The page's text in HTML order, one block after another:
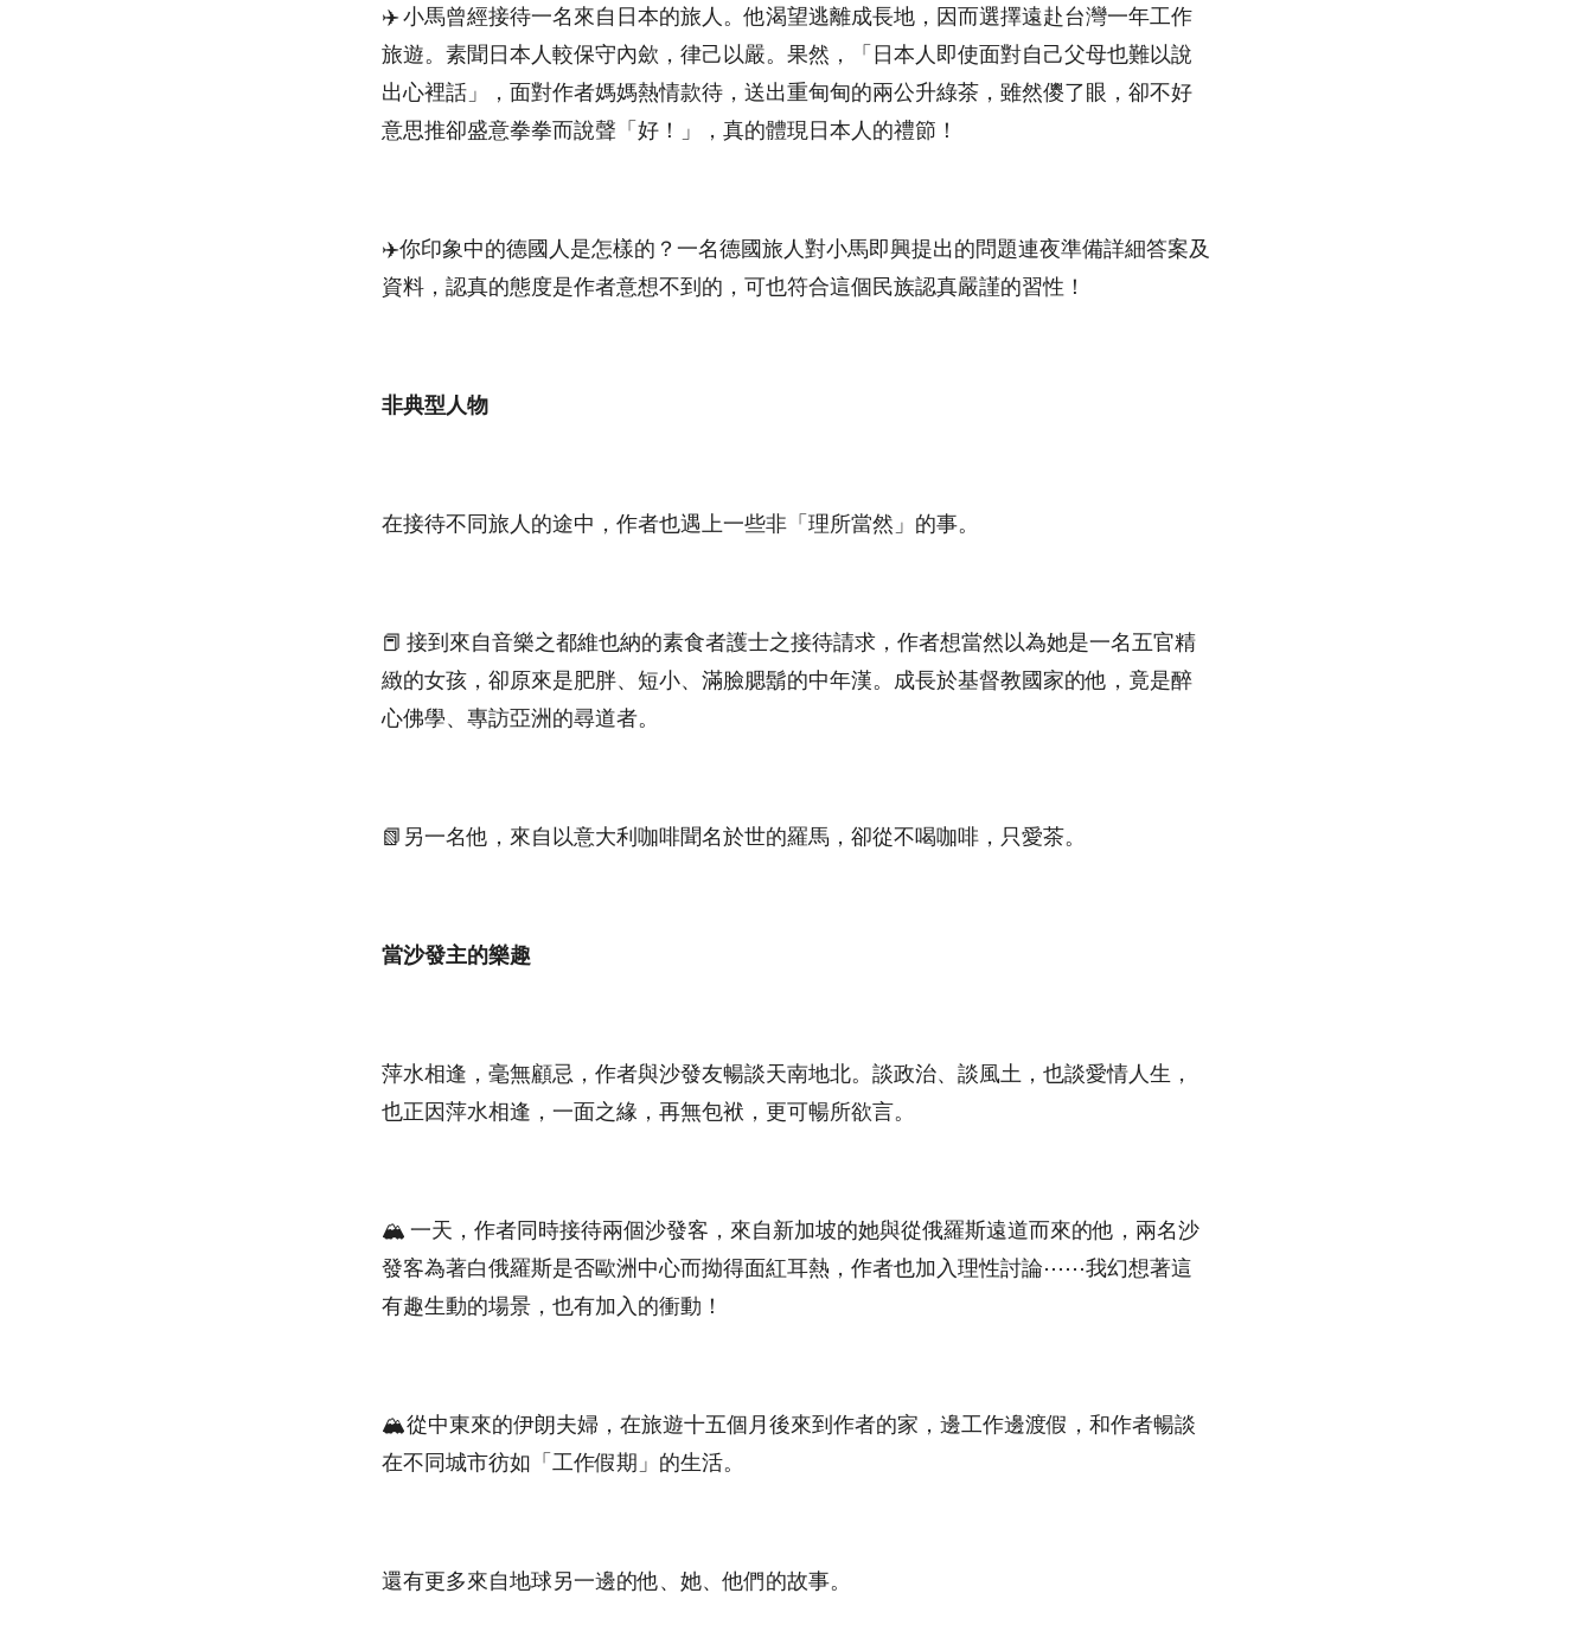
✈️ 小馬曾經接待一名來自日本的旅人。他渴望逃離成長地，因而選擇遠赴台灣一年工作
旅遊。素聞日本人較保守內歛，律己以嚴。果然，「日本人即使面對自己父母也難以說
出心裡話」，面對作者媽媽熱情款待，送出重甸甸的兩公升綠茶，雖然儍了眼，卻不好
意思推卻盛意拳拳而說聲「好！」，真的體現日本人的禮節！
✈️你印象中的德國人是怎樣的？一名德國旅人對小馬即興提出的問題連夜準備詳細答案及
資料，認真的態度是作者意想不到的，可也符合這個民族認真嚴謹的習性！
非典型人物
在接待不同旅人的途中，作者也遇上一些非「理所當然」的事。
📕 接到來自音樂之都維也納的素食者護士之接待請求，作者想當然以為她是一名五官精
緻的女孩，卻原來是肥胖、短小、滿臉腮鬍的中年漢。成長於基督教國家的他，竟是醉
心佛學、專訪亞洲的尋道者。
📗另一名他，來自以意大利咖啡聞名於世的羅馬，卻從不喝咖啡，只愛茶。
當沙發主的樂趣
萍水相逢，毫無顧忌，作者與沙發友暢談天南地北。談政治、談風土，也談愛情人生，
也正因萍水相逢，一面之緣，再無包袱，更可暢所欲言。
🏔 一天，作者同時接待兩個沙發客，來自新加坡的她與從俄羅斯遠道而來的他，兩名沙
發客為著白俄羅斯是否歐洲中心而拗得面紅耳熱，作者也加入理性討論⋯⋯我幻想著這
有趣生動的場景，也有加入的衝動！
🏔從中東來的伊朗夫婦，在旅遊十五個月後來到作者的家，邊工作邊渡假，和作者暢談
在不同城市彷如「工作假期」的生活。
還有更多來自地球另一邊的他、她、他們的故事。